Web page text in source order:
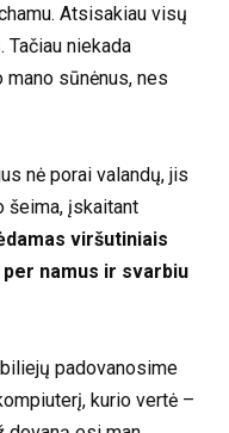
Atsisakiau visų
niekada
sūnėnus, nes
nė porai valandų, jis
šeima, įskaitant
viršutiniais
namus ir svarbiu
padovanosime
kurio vertė –